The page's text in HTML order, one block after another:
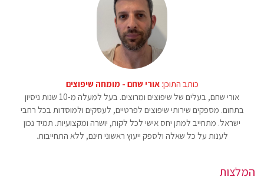
כותב התוכן:אורי שחם - מומחה שיפוצים
אורי שחם, בעלים של שיפוצים ומרוצים. בעל למעלה מ-10 שנות ניסיון
בתחום. מספקים שירותי שיפוצים לפרטיים, לעסקים ולמוסדות בכל רחבי
ישראל. מתחייב למתן יחס אישי לכל לקוח, יושרה ומקצועיות. תמיד נכון
לענות על כל שאלה ולספק ייעוץ ראשוני חינם, ללא התחייבות.
המלצות